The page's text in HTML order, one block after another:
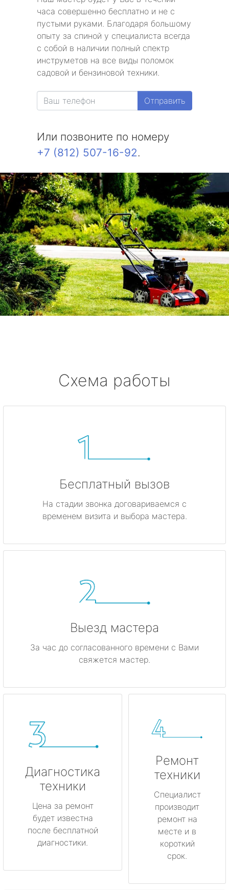
часа совершенно бесплатно и не с
пустыми руками. Благодаря большому
опыту за спиной у специалиста всегда
с собой в наличии полный спектр
инструметов на все виды поломок
садовой и бензиновой техники.
Отправить
Или позвоните по номеру
+7 (812) 507-16-92.
Схема работы
Бесплатный вызов
На стадии звонка договариваемся с
временем визита и выбора мастера.
Выезд мастера
За час до согласованного времени с Вами
свяжется мастер.
Диагностика
техники
Цена за ремонт
будет известна
после бесплатной
диагностики.
Ремонт
техники
Специалист
производит
ремонт на
месте и в
короткий
срок.